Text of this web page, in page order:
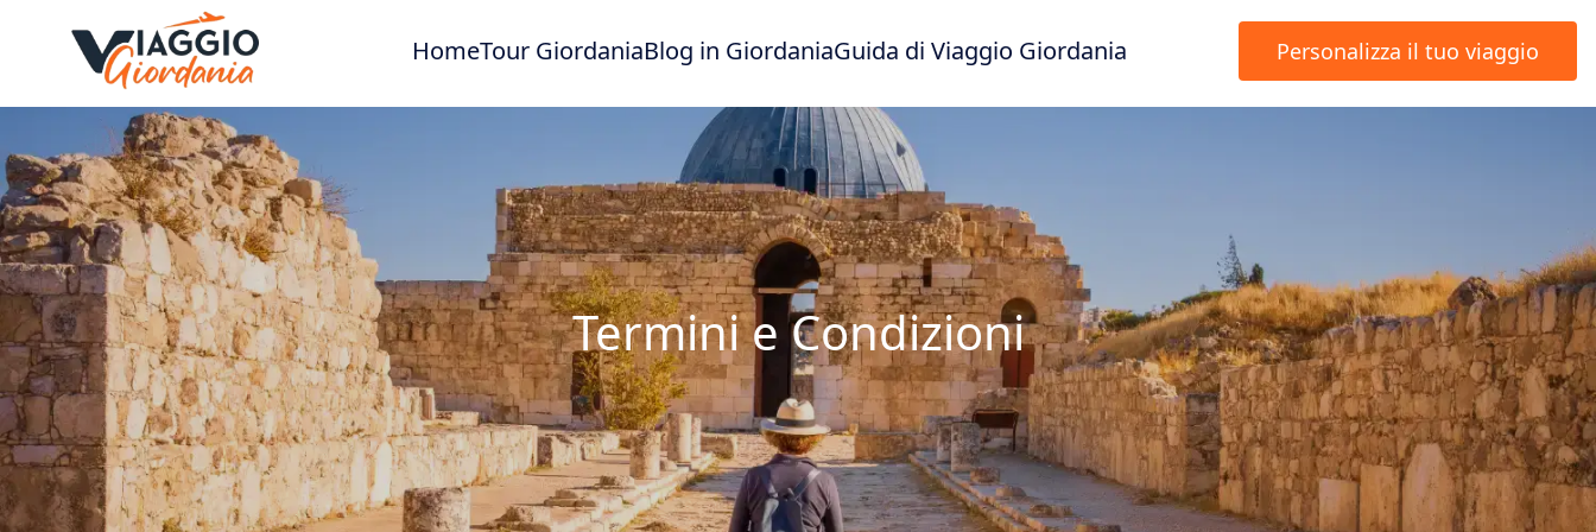
HomeTour GiordaniaBlog in GiordaniaGuida di Viaggio Giordania Personalizza il tuo viaggio
Termini e Condizioni